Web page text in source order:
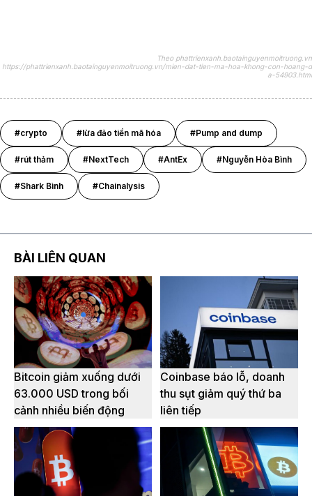
Theo phattrienxanh.baotainguyenmoitruong.vn
https://phattrienxanh.baotainguyenmoitruong.vn/mien-dat-tien-ma-hoa-khong-con-hoang-d
a-54903.html
#crypto #lừa đảo tiền mã hóa #Pump and dump
#rút thảm #NextTech #AntEx #Nguyễn Hòa Bình
#Shark Bình #Chainalysis
BÀI LIÊN QUAN
Bitcoin giảm xuống dưới
63.000 USD trong bối
cảnh nhiều biến động
Coinbase báo lỗ, doanh
thu sụt giảm quý thứ ba
liên tiếp